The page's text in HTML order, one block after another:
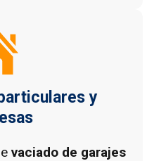
y
vaciado de garajes